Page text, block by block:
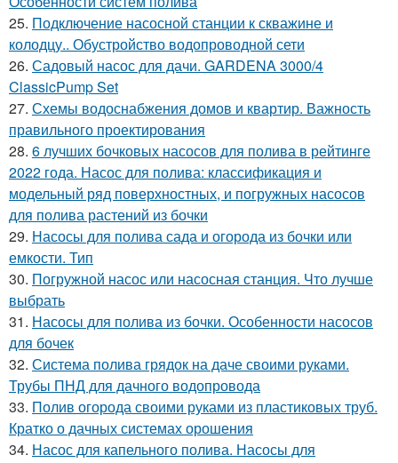
25. Подключение насосной станции к скважине и
колодцу.. Обустройство водопроводной сети
26. Садовый насос для дачи. GARDENA 3000/4
ClassicPump Set
27. Схемы водоснабжения домов и квартир. Важность
правильного проектирования
28. 6 лучших бочковых насосов для полива в рейтинге
2022 года. Насос для полива: классификация и
модельный ряд поверхностных, и погружных насосов
для полива растений из бочки
29. Насосы для полива сада и огорода из бочки или
емкости. Тип
30. Погружной насос или насосная станция. Что лучше
выбрать
31. Насосы для полива из бочки. Особенности насосов
для бочек
32. Система полива грядок на даче своими руками.
Трубы ПНД для дачного водопровода
33. Полив огорода своими руками из пластиковых труб.
Кратко о дачных системах орошения
34. Насос для капельного полива. Насосы для